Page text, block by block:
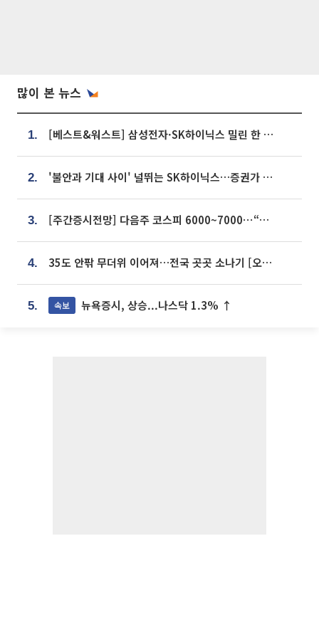
많이 본 뉴스
1. [베스트&워스트] 삼성전자·SK하이닉스 밀린 한 주…상상인증권은 85% 급등
2. '불안과 기대 사이' 널뛰는 SK하이닉스…증권가 "HBM4·LTA 기반 펀터멘털 견고"
3. [주간증시전망] 다음주 코스피 6000~7000⋯“外人 수급은 정책이 변수”
4. 35도 안팎 무더위 이어져…전국 곳곳 소나기 [오늘 날씨]
5. 속보 뉴욕증시, 상승...나스닥 1.3% ↑